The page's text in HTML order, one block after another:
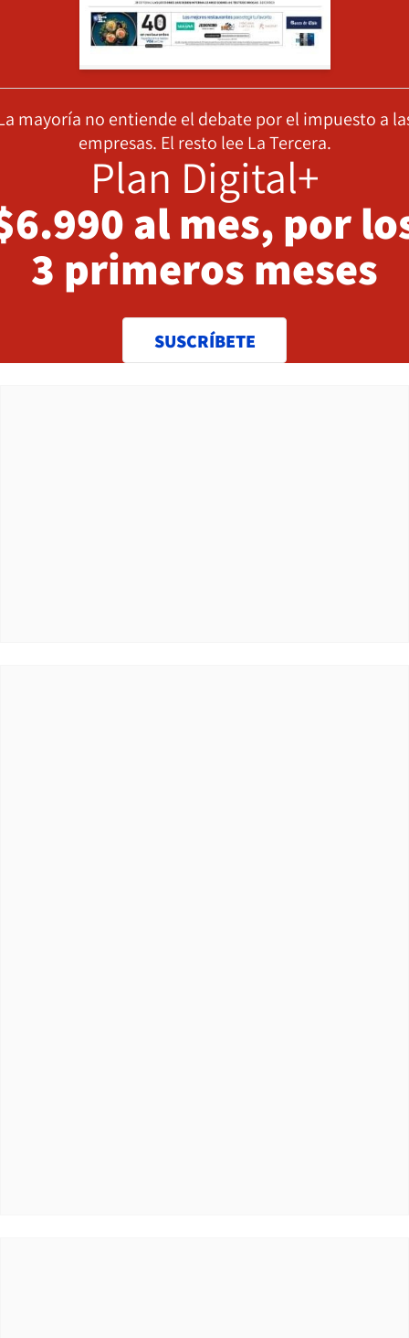
mayoría no entiende el debate por el impuesto a
empresas. El resto lee La Tercera.
Plan Digital+
al mes, por
3 primeros meses
SUSCRÍBETE